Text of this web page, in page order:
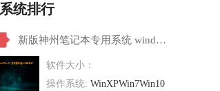
系统排行
新版神州笔记本专用系统 windows10 64位 SP1 家庭旗舰版 V2021.07
软件大小：
操作系统: WinXPWin7Win10